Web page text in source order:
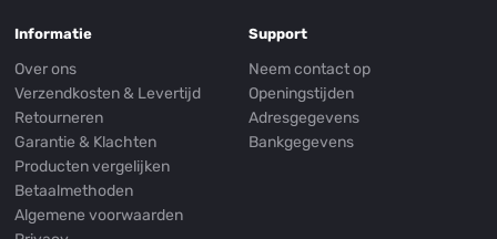
Informatie
Over ons
Verzendkosten & Levertijd
Retourneren
Garantie & Klachten
Producten vergelijken
Betaalmethoden
Algemene voorwaarden
Support
Neem contact op
Openingstijden
Adresgegevens
Bankgegevens